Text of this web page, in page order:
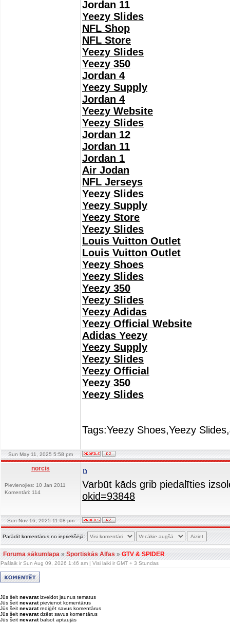
Jordan 11
Yeezy Slides
NFL Shop
NFL Store
Yeezy Slides
Yeezy 350
Jordan 4
Yeezy Supply
Jordan 4
Yeezy Website
Yeezy Slides
Jordan 12
Jordan 11
Jordan 1
Air Jodan
NFL Jerseys
Yeezy Slides
Yeezy Supply
Yeezy Store
Yeezy Slides
Louis Vuitton Outlet
Louis Vuitton Outlet
Yeezy Shoes
Yeezy Slides
Yeezy 350
Yeezy Slides
Yeezy Adidas
Yeezy Official Website
Adidas Yeezy
Yeezy Supply
Yeezy Slides
Yeezy Official
Yeezy 350
Yeezy Slides
Tags:Yeezy Shoes,Yeezy
Sun May 11, 2025 5:58 pm
norcis
Pievienojies: 10 Jan 2011
Komentāri: 114
Varbūt kāds grib piedalīties
okid=93848
Sun Nov 16, 2025 11:08 pm
Parādīt komentārus no iepriekšējā:
Foruma sākumlapa»Sportiskās Alfas»GTV & SPIDER
Pašlaik ir Sun Aug 09, 2026 1:46 am | Visi laiki ir GMT + 3 Stundas
Jūs šeit nevaratizveidot jaunus tematus
Jūs šeit nevaratpievienot komentārus
Jūs šeit nevaratrediģēt savus komentārus
Jūs šeit nevaratdzēst savus komentārus
Jūs šeit nevaratbalsot aptaujās